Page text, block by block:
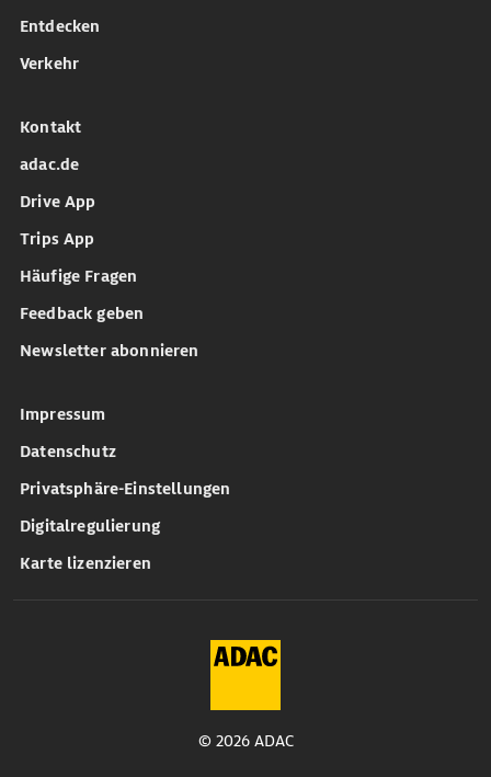
Entdecken
Verkehr
Kontakt
adac.de
Drive App
Trips App
Häufige Fragen
Feedback geben
Newsletter abonnieren
Impressum
Datenschutz
Privatsphäre-Einstellungen
Digitalregulierung
Karte lizenzieren
© 2026 ADAC